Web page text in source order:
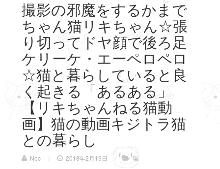
撮影の邪魔をするかまで
ちゃん猫リキちゃん☆張
り切ってドヤ顔で後ろ足
ケリーケ・エーペロペロ
☆猫と暮らしていると良
く起きる「あるある」
【リキちゃんねる猫動
画】猫の動画キジトラ猫
との暮らし
Noc / 2018年2月19日 / 猫